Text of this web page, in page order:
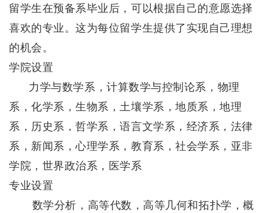
留学生在预备系毕业后，可以根据自己的意愿选择
喜欢的专业。这为每位留学生提供了实现自己理想
的机会。
学院设置
力学与数学系，计算数学与控制论系，物理
系，化学系，生物系，土壤学系，地质系，地理
系，历史系，哲学系，语言文学系，经济系，法律
系，新闻系，心理学系，教育系，社会学系，亚非
学院，世界政治系，医学系
专业设置
数学分析，高等代数，高等几何和拓扑学，概